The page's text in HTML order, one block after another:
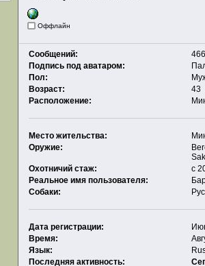
Оффлайн
Сообщений:
Подпись под аватаром:
Пол:
Возраст:
43
Расположение:
Место жительства:
Оружие:
Охотничий стаж:
с
Реальное имя пользователя:
Собаки:
Дата регистрации:
Время:
Язык:
Последняя активность: